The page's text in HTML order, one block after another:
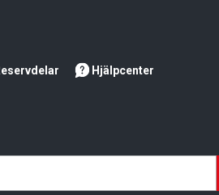
Hjälpcenter